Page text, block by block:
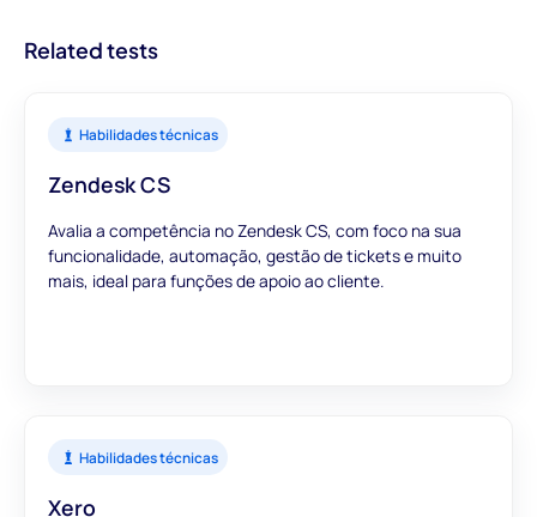
Related tests
Habilidades técnicas
Zendesk CS
Avalia a competência no Zendesk CS, com foco na sua
funcionalidade, automação, gestão de tickets e muito
mais, ideal para funções de apoio ao cliente.
Habilidades técnicas
Xero